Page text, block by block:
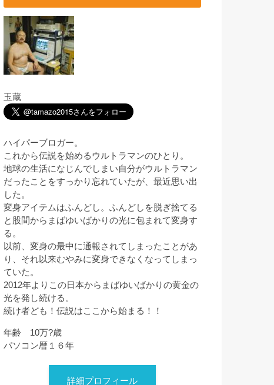
玉蔵
ハイパーブロガー。
これから伝説を始めるウルトラマンのひとり。
地球の生活になじんでしまい自分がウルトラマン
だったことをすっかり忘れていたが、最近思い出
した。
変身アイテムはふんどし。ふんどしを脱ぎ捨てる
と股間からまばゆいばかりの光に包まれて変身す
る。
以前、変身の最中に通報されてしまったことがあ
り、それ以来むやみに変身できなくなってしまっ
ていた。
2012年よりこの日本からまばゆいばかりの黄金の
光を発し続ける。
続け者ども！伝説はここから始まる！！
年齢 10万?歳
パソコン暦１６年
詳細プロフィール